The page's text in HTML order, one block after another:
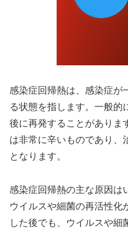
感染症回帰熱は、感染症が
る状態を指します。一般的
後に再発することがありま
は非常に辛いものであり、
となります。
感染症回帰熱の主な原因は
ウイルスや細菌の再活性化
した後でも、ウイルスや細